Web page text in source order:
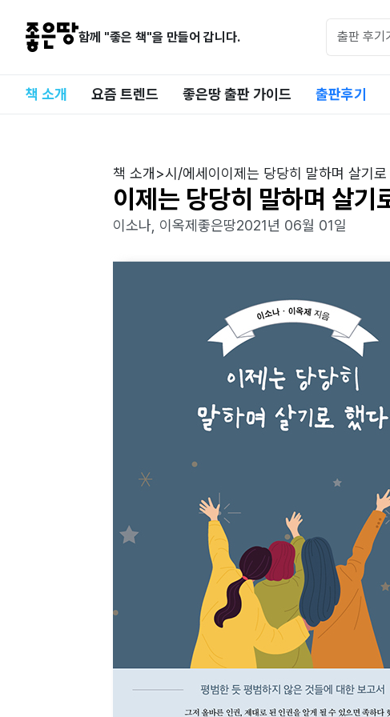
함께 "좋은 책"을 만들어 갑니다.
책 소개 요즘 트렌드 좋은땅 출판 가이드 출판후기
책 소개 >시/에세이 이제는 당당히 말하며 살기
이제는 당당히 말하며 살기
이소나, 이옥제 좋은땅2021년 06월 01일